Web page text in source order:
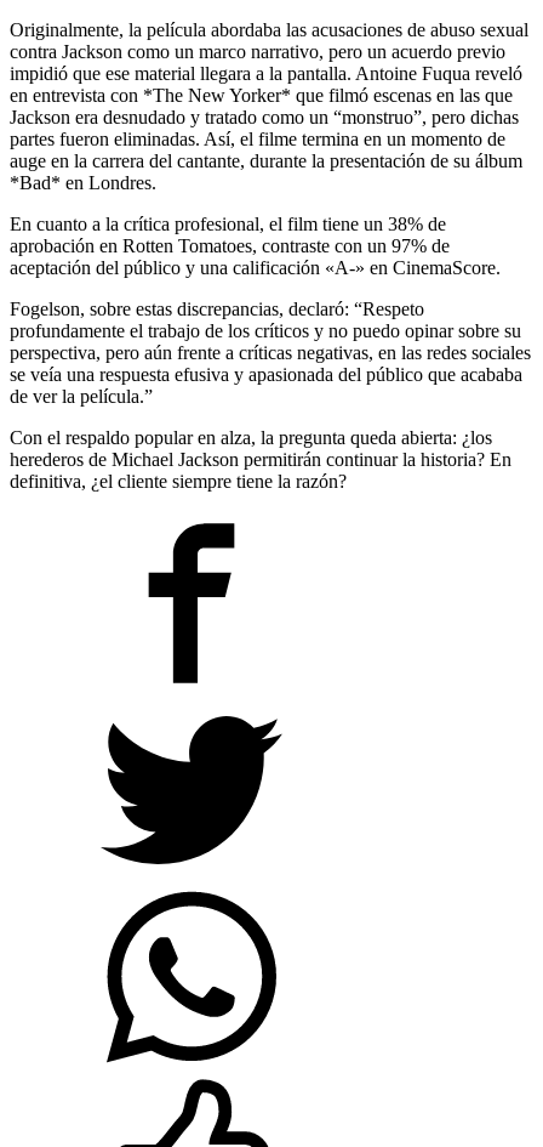
Originalmente, la película abordaba las acusaciones de abuso sexual
contra Jackson como un marco narrativo, pero un acuerdo previo
impidió que ese material llegara a la pantalla. Antoine Fuqua reveló
en entrevista con *The New Yorker* que filmó escenas en las que
Jackson era desnudado y tratado como un “monstruo”, pero dichas
partes fueron eliminadas. Así, el filme termina en un momento de
auge en la carrera del cantante, durante la presentación de su álbum
*Bad* en Londres.
En cuanto a la crítica profesional, el film tiene un 38% de
aprobación en Rotten Tomatoes, contraste con un 97% de
aceptación del público y una calificación «A-» en CinemaScore.
Fogelson, sobre estas discrepancias, declaró: “Respeto
profundamente el trabajo de los críticos y no puedo opinar sobre su
perspectiva, pero aún frente a críticas negativas, en las redes sociales
se veía una respuesta efusiva y apasionada del público que acababa
de ver la película.”
Con el respaldo popular en alza, la pregunta queda abierta: ¿los
herederos de Michael Jackson permitirán continuar la historia? En
definitiva, ¿el cliente siempre tiene la razón?